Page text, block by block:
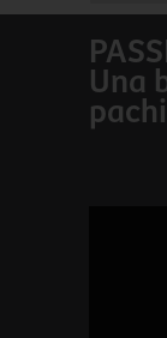
Una